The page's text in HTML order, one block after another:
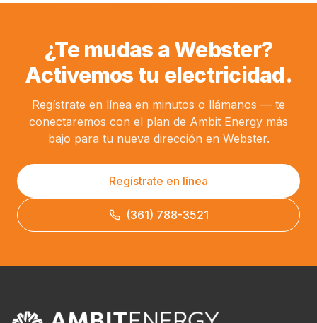
¿Te mudas a Webster?
Activemos tu electricidad.
Regístrate en línea en minutos o llámanos — te
conectaremos con el plan de Ambit Energy más
bajo para tu nueva dirección en Webster.
Regístrate en línea
(361) 788-3521